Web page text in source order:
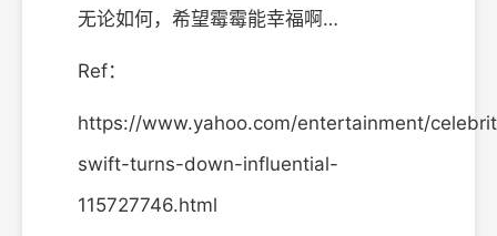
无论如何，希望霉霉能幸福啊…
Ref：
https://www.yahoo.com/entertainment/
swift-turns-down-influential-
115727746.html